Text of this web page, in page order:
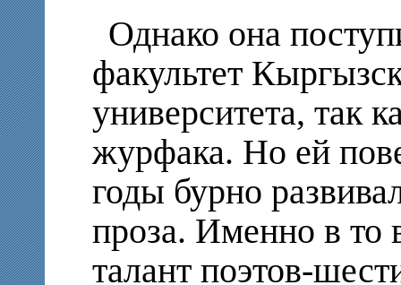
Однако она
факультет
университета, так
журфака. Но ей
годы бурно
проза. Именно в то
талант поэтов-